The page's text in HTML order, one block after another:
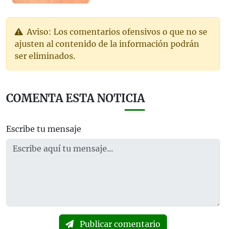
Aviso: Los comentarios ofensivos o que no se
ajusten al contenido de la información podrán
ser eliminados.
COMENTA ESTA NOTICIA
Escribe tu mensaje
Publicar comentario